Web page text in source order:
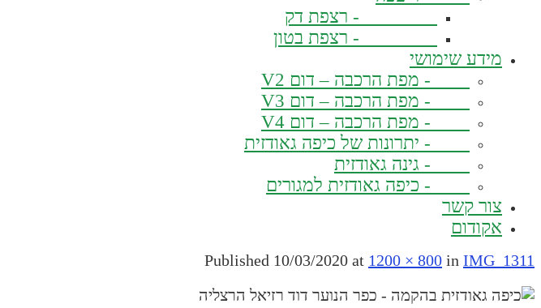
- רצפת דק
- רצפת בטון
מידע שימושי
- מפת הרכבה – דום V2
- מפת הרכבה – דום V3
- מפת הרכבה – דום V4
- יתרונות של כיפה גאודזית
- גינה גאודזית
- כיפה גאודזית למגורים
צור קשר
אקודום
Published 10/03/2020 at 1200 × 800 in IMG_1311